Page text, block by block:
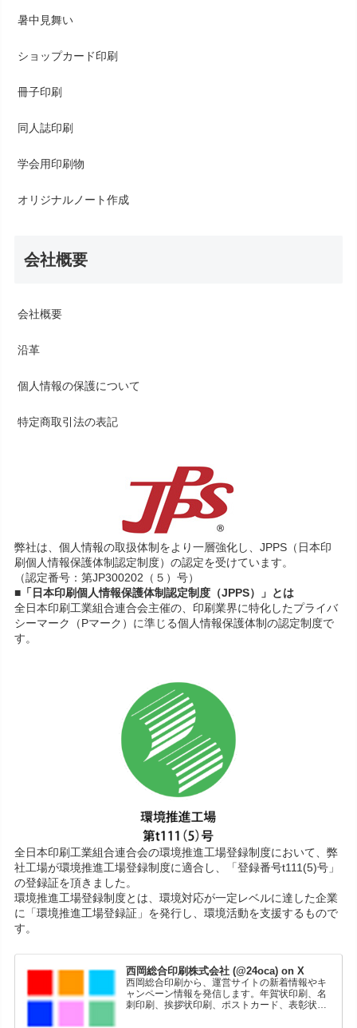
暑中見舞い
ショップカード印刷
冊子印刷
同人誌印刷
学会用印刷物
オリジナルノート作成
会社概要
会社概要
沿革
個人情報の保護について
特定商取引法の表記
弊社は、個人情報の取扱体制をより一層強化し、JPPS（日本印
刷個人情報保護体制認定制度）の認定を受けています。
（認定番号：第JP300202（５）号）
■「日本印刷個人情報保護体制認定制度（JPPS）」とは
全日本印刷工業組合連合会主催の、印刷業界に特化したプライバ
シーマーク（Pマーク）に準じる個人情報保護体制の認定制度で
す。
全日本印刷工業組合連合会の環境推進工場登録制度において、弊
社工場が環境推進工場登録制度に適合し、「登録番号t111(5)号」
の登録証を頂きました。
環境推進工場登録制度とは、環境対応が一定レベルに達した企業
に「環境推進工場登録証」を発行し、環境活動を支援するもので
す。
西岡総合印刷株式会社 (@24oca) on X
西岡総合印刷から、運営サイトの新着情報やキ
ャンペーン情報を発信します。年賀状印刷、名
刺印刷、挨拶状印刷、ポストカード、表彰状印